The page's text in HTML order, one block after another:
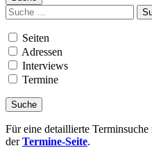
Suchen
nach:
Seiten
Adressen
Interviews
Termine
Für eine detaillierte
derTermine-Seite.